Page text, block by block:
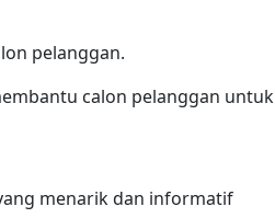
pelanggan.
calon pelanggan untuk
menarik dan informatif